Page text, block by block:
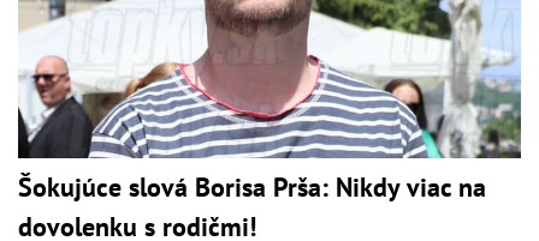
Šokujúce slová Borisa Prša: Nikdy viac na
dovolenku s rodičmi!